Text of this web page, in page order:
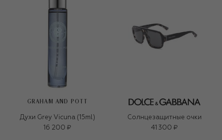
GRAHAM AND POTT
Духи Grey Vicuna (15ml)
16 200 ₽
Солнцезащитные очки
41 300 ₽